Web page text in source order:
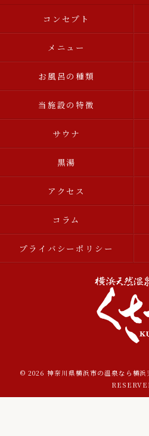
コンセプト
メニュー
お風呂の種類
当施設の特徴
サウナ
黒湯
アクセス
コラム
プライバシーポリシー
© 2026 神奈川県横浜市の温泉なら横